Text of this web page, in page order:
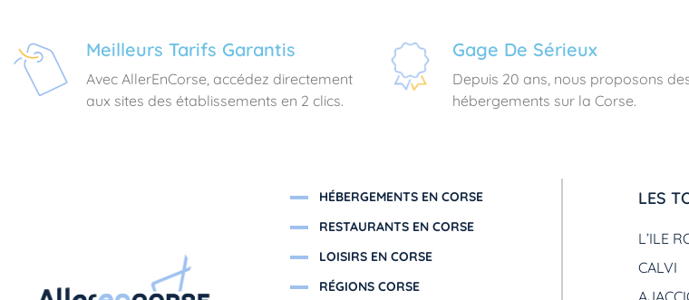
Meilleurs Tarifs Garantis
Avec AllerEnCorse, accédez directement
aux sites des établissements en 2 clics.
Gage De Sérieux
Depuis 20 ans, nous proposons
hébergements sur la Corse.
HÉBERGEMENTS EN CORSE
RESTAURANTS EN CORSE
LOISIRS EN CORSE
RÉGIONS CORSE
LES
L’ILE
CALVI